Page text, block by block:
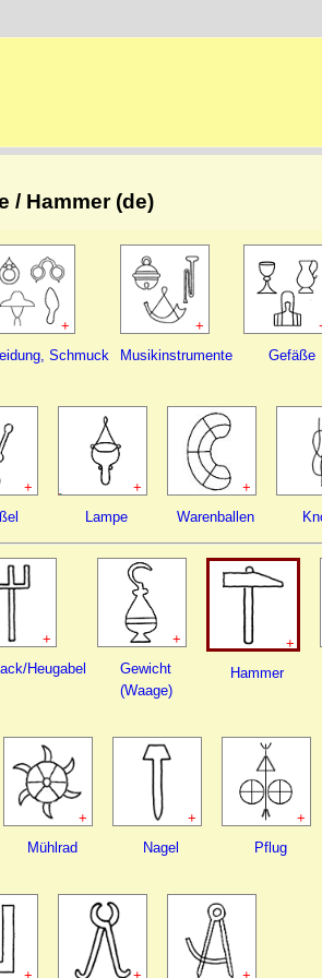
/ Hammer (de)
+
Schmuck
+
Musikinstrumente
Gefäße
+
+
Lampe
+
Warenballen
+
Heugabel
+
Gewicht
(Waage)
+
Hammer
+
Mühlrad
+
Nagel
+
Pflug